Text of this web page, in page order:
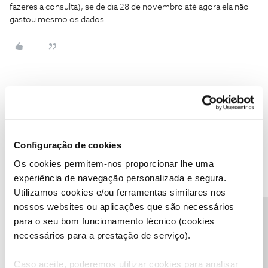
Configuração de cookies
Os cookies permitem-nos proporcionar lhe uma
experiência de navegação personalizada e segura.
Utilizamos cookies e/ou ferramentas similares nos
nossos websites ou aplicações que são necessários
para o seu bom funcionamento técnico (cookies
necessários para a prestação de serviço).
Caso aceite, poderemos utilizar cookies para analisar
fazeres a consulta), se de dia 28 de novembro até agora ela não
gastou mesmo os dados.
Forum|Forum|8 years ago
onde posso pedir esse código?
asrg